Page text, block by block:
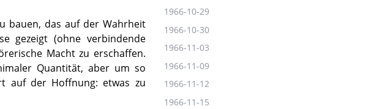
1966-10-29
1966-10-30
1966-11-03
1966-11-09
1966-11-12
1966-11-15
bauen, das auf der Wahrheit
gezeigt (ohne verbindende
Macht zu erschaffen.
Quantität, aber um so
auf der Hoffnung: etwas zu